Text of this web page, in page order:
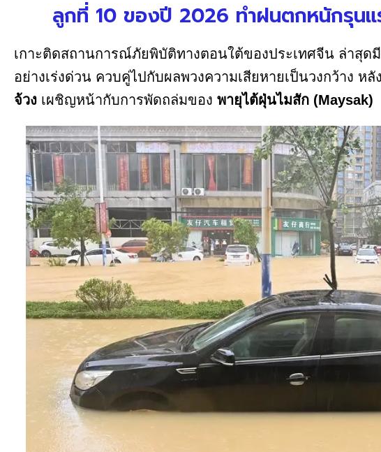
ลูกที่ 10 ของปี 2026 ทำฝนตกหนักรุน
เกาะติดสถานการณ์ภัยพิบัติทางตอนใต้ของประเทศจีน ล่าสุด
อย่างเร่งด่วน ควบคู่ไปกับผลพวงความเสียหายเป็นวงกว้าง ห
จ้วง เผชิญหน้ากับการพัดถล่มของ พายุไต้ฝุ่นไมสัก (Maysak)